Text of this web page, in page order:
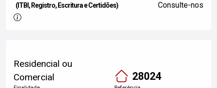
(ITBI, Registro, Escritura e Certidões) Consulte-nos
Residencial ou
Comercial
28024